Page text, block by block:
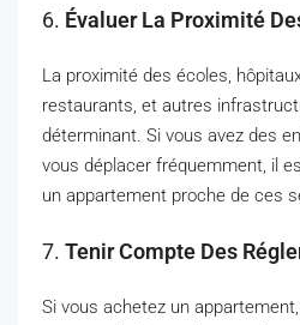
6. Évaluer La Proximité
La proximité des écoles,
restaurants, et autres
déterminant. Si vous avez des
vous déplacer fréquemment, il
un appartement proche de ces
7. Tenir Compte Des
Si vous achetez un